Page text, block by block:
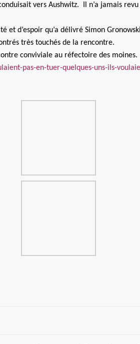
vers Aushwitz. Il n’a jamais
et d’espoir qu’a délivré Simon
très touchés de la rencontre.
conviviale au réfectoire des moines.
pas-en-tuer-quelques-uns-ils-